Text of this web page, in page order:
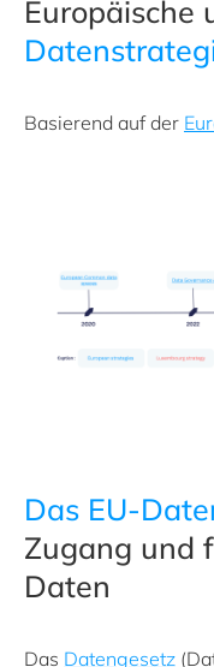
Europäische
Basierend auf der
Das EU-
Zugang und
Daten
Das Datengesetz